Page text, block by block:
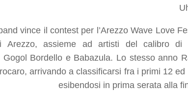
vince il contest per l’Arezzo Wave Love
Arezzo, assieme ad artisti del calibro di
Gogol Bordello e Babazula. Lo stesso anno
Castrocaro, arrivando a
in prima serata alla finale